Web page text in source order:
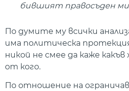
бившият правосъден
По думите му всички
има политическа
никой не смее да каже
от кого.
По отношение на